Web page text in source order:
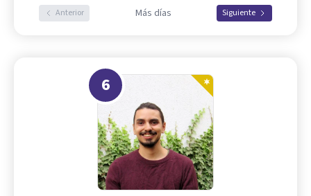
Anterior Más días Siguiente
6